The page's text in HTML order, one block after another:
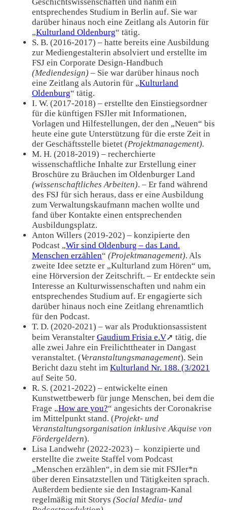
entsprechendes Studium in Berlin auf. Sie war
darüber hinaus noch eine Zeitlang als Autorin für
„Kulturland Oldenburg“ tätig.
S. B. (2016-2017) – hatte bereits eine Ausbildung
zur Mediengestalterin absolviert und erstellte im
FSJ ein Corporate Design-Handbuch
(Mediendesign) – Sie war darüber hinaus noch
eine Zeitlang als Autorin für „Kulturland
Oldenburg“ tätig.
I. W. (2017-2018) – erstellte den Einstiegsordner
für die künftigen FSJler mit Informationen,
Vorlagen und Hilfestellungen, der den „Neuen“ bis
heute eine gute Unterstützung für die erste Zeit in
der Geschäftsstelle bietet (Projektmanagement).
M. H. (2018-2019) – recherchierte
wissenschaftliche Inhalte zur Erstellung einer
Broschüre zu Bräuchen im Oldenburger Land
(wissenschaftliches Arbeiten). – Er fand während
des FSJ für sich heraus, dass er eine Ausbildung
zum Verwaltungskaufmann machen wollte und
fand über Kontakte einen entsprechenden
Ausbildungsplatz.
Anton Willers (2019-202) – konzipierte den
Podcast „Wir sind Oldenburg – das Land.
Menschen erzählen“ (Projektmanagement). Als
zweite Idee setzte er „Kulturland zum Hören“ um,
eine Hörversion der Zeitschrift. – Er entdeckte sein
Interesse an Kulturwissenschaften und nahm ein
entsprechendes Studium auf. Er engagierte sich
darüber hinaus noch eine Zeitlang ehrenamtlich
für den Podcast.
T. D. (2020-2021) – war als Produktionsassistent
beim Veranstalter Gaudium Frisia e.V➚ tätig, die
alle zwei Jahre ein Freilichttheater in Dangast
veranstaltet. (Veranstaltungsmanagement). Sein
Bericht dazu steht im Kulturland Nr. 188. (3/2021
auf Seite 50.
R. S. (2021-2022) – entwickelte einen
Kunstwettbewerb für junge Menschen, bei dem die
Frage „How are you?“ angesichts der Coronakrise
im Mittelpunkt stand. (Projekt- und
Veranstaltungsorganisation inklusive Akquise von
Fördergeldern).
Lisa Landwehr (2022-2023) – konzipierte und
erstellte die zweite Staffel vom Podcast
„Menschen erzählen“, in dem sie mit FSJler*n
über deren Einsatzstellen und Tätigkeiten sprach.
Außerdem bediente sie den Instagram-Kanal
regelmäßig mit Storys (Social Media- und